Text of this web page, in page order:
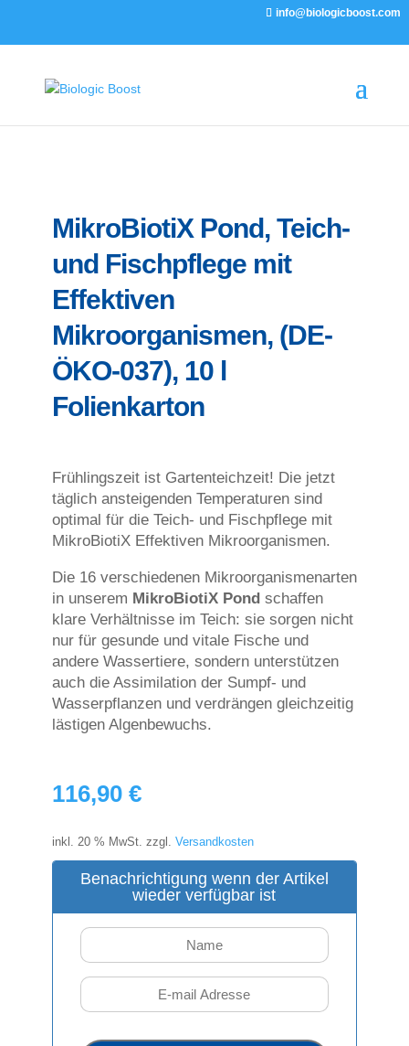
info@biologicboost.com
MikroBiotiX Pond, Teich-
und Fischpflege mit
Effektiven
Mikroorganismen, (DE-
ÖKO-037), 10 l
Folienkarton
Frühlingszeit ist Gartenteichzeit! Die jetzt
täglich ansteigenden Temperaturen sind
optimal für die Teich- und Fischpflege mit
MikroBiotiX Effektiven Mikroorganismen.
Die 16 verschiedenen Mikroorganismenarten
in unserem MikroBiotiX Pondschaffen
klare Verhältnisse im Teich: sie sorgen nicht
nur für gesunde und vitale Fische und
andere Wassertiere, sondern unterstützen
auch die Assimilation der Sumpf- und
Wasserpflanzen und verdrängen gleichzeitig
lästigen Algenbewuchs.
116,90 €
inkl. 20 % MwSt. zzgl. Versandkosten
Benachrichtigung wenn der Artikel
wieder verfügbar ist